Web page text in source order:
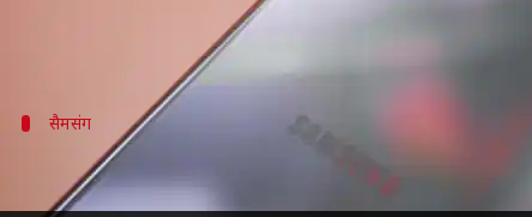
इनमें एक बेहतरी सेफ्टी फीचर्स भी है। अपडेट में लॉक
सैमसंग
किसी दूसरे को फोन देना पड़ जाए तो भी डाटा
सैमसंग ने मेंटेनेंस मोड को पहले गैलेक्सी S22 यूजर्स के लिए